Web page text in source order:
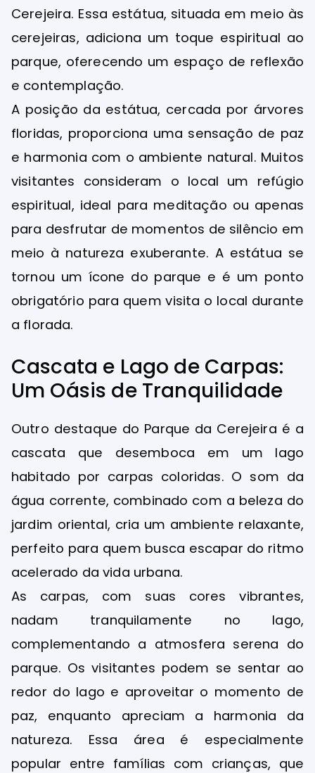
Cerejeira. Essa estátua, situada em meio às
cerejeiras, adiciona um toque espiritual ao
parque, oferecendo um espaço de reflexão
e contemplação.
A posição da estátua, cercada por árvores
floridas, proporciona uma sensação de paz
e harmonia com o ambiente natural. Muitos
visitantes consideram o local um refúgio
espiritual, ideal para meditação ou apenas
para desfrutar de momentos de silêncio em
meio à natureza exuberante. A estátua se
tornou um ícone do parque e é um ponto
obrigatório para quem visita o local durante
a florada.
Cascata e Lago de Carpas:
Um Oásis de Tranquilidade
Outro destaque do Parque da Cerejeira é a
cascata que desemboca em um lago
habitado por carpas coloridas. O som da
água corrente, combinado com a beleza do
jardim oriental, cria um ambiente relaxante,
perfeito para quem busca escapar do ritmo
acelerado da vida urbana.
As carpas, com suas cores vibrantes,
nadam tranquilamente no lago,
complementando a atmosfera serena do
parque. Os visitantes podem se sentar ao
redor do lago e aproveitar o momento de
paz, enquanto apreciam a harmonia da
natureza. Essa área é especialmente
popular entre famílias com crianças, que